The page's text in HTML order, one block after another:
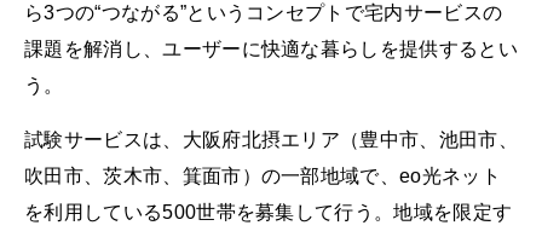
ら3つの“つながる”というコンセプトで宅内サービスの
課題を解消し、ユーザーに快適な暮らしを提供するとい
う。
試験サービスは、大阪府北摂エリア（豊中市、池田市、
吹田市、茨木市、箕面市）の一部地域で、eo光ネット
を利用している500世帯を募集して行う。地域を限定す